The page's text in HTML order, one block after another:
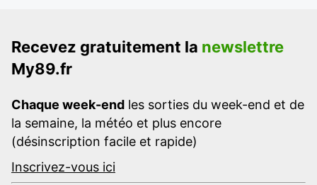
Recevez gratuitement la newslettre
My89.fr
Chaque week-end les sorties du week-end et de
la semaine, la météo et plus encore
(désinscription facile et rapide)
Inscrivez-vous ici